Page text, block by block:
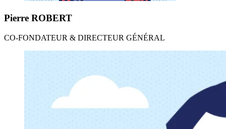
Pierre ROBERT
CO-FONDATEUR & DIRECTEUR GÉNÉRAL